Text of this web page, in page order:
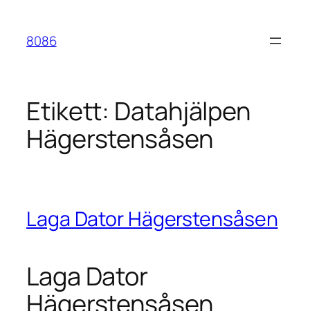
innehåll
8086
Etikett: Datahjälpen
Hägerstensåsen
Laga Dator Hägerstensåsen
Laga Dator
Hägerstensåsen